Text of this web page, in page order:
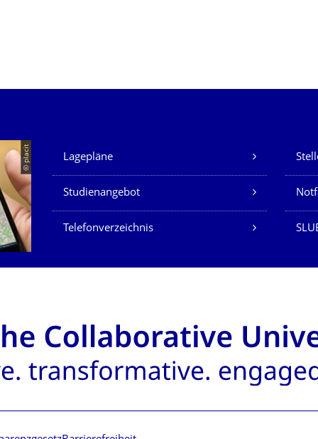
© placit Unsere Dienste
Lagepläne
Studienangebot
Telefonverzeichnis